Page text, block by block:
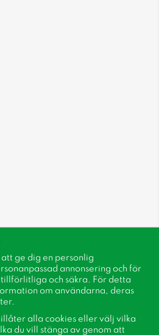
ge dig en personlig
annonsering och för
och säkra. För detta
om användarna, deras
alla cookies eller välj vilka
du vill stänga av genom att